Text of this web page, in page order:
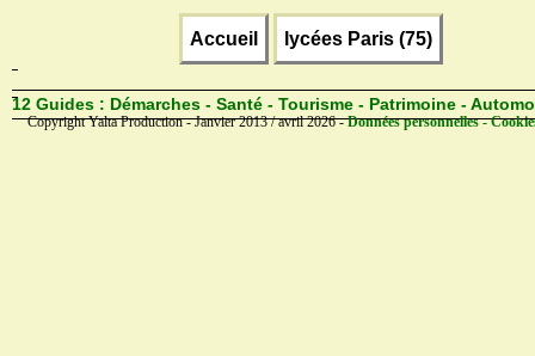
Accueil lycées Paris (75)
12 Guides : Démarches - Santé - Tourisme - Patrimoine -
Copyright Yalta Production - Janvier 2013 / avril 2026 -Données personnelles -